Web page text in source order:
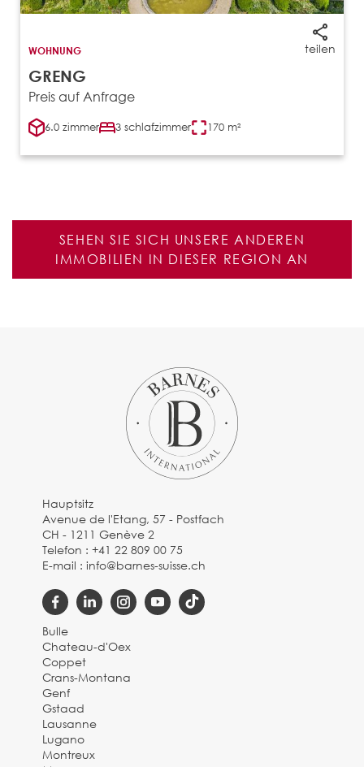
teilen
WOHNUNG
GRENG
Preis auf Anfrage
6.0 zimmer 3 schlafzimmer 170 m²
SEHEN SIE SICH UNSERE ANDEREN
IMMOBILIEN IN DIESER REGION AN
Hauptsitz
Avenue de l'Etang, 57 - Postfach
CH - 1211 Genève 2
Telefon :+41 22 809 00 75
E-mail :info@barnes-suisse.ch
Bulle
Chateau-d'Oex
Coppet
Crans-Montana
Genf
Gstaad
Lausanne
Lugano
Montreux